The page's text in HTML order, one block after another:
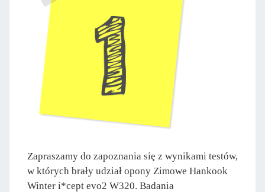
Zapraszamy do zapoznania się z wynikami testów,
w których brały udział opony Zimowe Hankook
Winter i*cept evo2 W320. Badania